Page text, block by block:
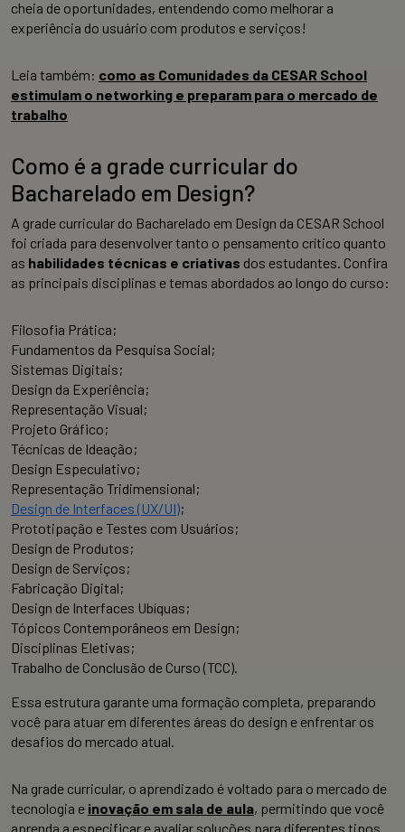
cheia de oportunidades, entendendo como melhorar a
experiência do usuário com produtos e serviços!
Leia também: como as Comunidades da CESAR School
estimulam o networking e preparam para o mercado de
trabalho
Como é a grade curricular do
Bacharelado em Design?
A grade curricular do Bacharelado em Design da CESAR School
foi criada para desenvolver tanto o pensamento crítico quanto
as habilidades técnicas e criativas dos estudantes. Confira
as principais disciplinas e temas abordados ao longo do curso:
Filosofia Prática;
Fundamentos da Pesquisa Social;
Sistemas Digitais;
Design da Experiência;
Representação Visual;
Projeto Gráfico;
Técnicas de Ideação;
Design Especulativo;
Representação Tridimensional;
Design de Interfaces (UX/UI);
Prototipação e Testes com Usuários;
Design de Produtos;
Design de Serviços;
Fabricação Digital;
Design de Interfaces Ubíquas;
Tópicos Contemporâneos em Design;
Disciplinas Eletivas;
Trabalho de Conclusão de Curso (TCC).
Essa estrutura garante uma formação completa, preparando
você para atuar em diferentes áreas do design e enfrentar os
desafios do mercado atual.
Na grade curricular, o aprendizado é voltado para o mercado de
tecnologia e inovação em sala de aula, permitindo que você
aprenda a especificar e avaliar soluções para diferentes tipos